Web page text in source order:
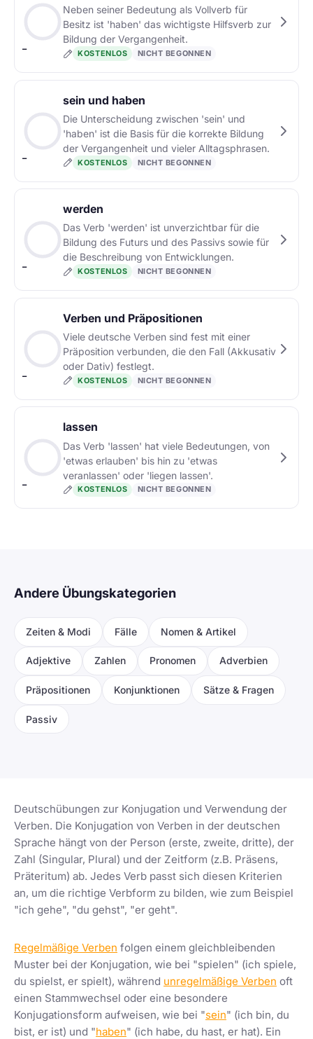
Neben seiner Bedeutung als Vollverb für
Besitz ist 'haben' das wichtigste Hilfsverb zur
Bildung der Vergangenheit.
KOSTENLOS NICHT BEGONNEN
–
sein und haben
Die Unterscheidung zwischen 'sein' und
'haben' ist die Basis für die korrekte Bildung
der Vergangenheit und vieler Alltagsphrasen.
KOSTENLOS NICHT BEGONNEN
–
werden
Das Verb 'werden' ist unverzichtbar für die
Bildung des Futurs und des Passivs sowie für
die Beschreibung von Entwicklungen.
KOSTENLOS NICHT BEGONNEN
–
Verben und Präpositionen
Viele deutsche Verben sind fest mit einer
Präposition verbunden, die den Fall (Akkusativ
oder Dativ) festlegt.
KOSTENLOS NICHT BEGONNEN
–
lassen
Das Verb 'lassen' hat viele Bedeutungen, von
'etwas erlauben' bis hin zu 'etwas
veranlassen' oder 'liegen lassen'.
KOSTENLOS NICHT BEGONNEN
–
Andere Übungskategorien
Zeiten & Modi Fälle Nomen & Artikel
Adjektive Zahlen Pronomen Adverbien
Präpositionen Konjunktionen Sätze & Fragen
Passiv
Deutschübungen zur Konjugation und Verwendung der
Verben. Die Konjugation von Verben in der deutschen
Sprache hängt von der Person (erste, zweite, dritte), der
Zahl (Singular, Plural) und der Zeitform (z.B. Präsens,
Präteritum) ab. Jedes Verb passt sich diesen Kriterien
an, um die richtige Verbform zu bilden, wie zum Beispiel
"ich gehe", "du gehst", "er geht".
Regelmäßige Verben folgen einem gleichbleibenden
Muster bei der Konjugation, wie bei "spielen" (ich spiele,
du spielst, er spielt), während unregelmäßige Verben oft
einen Stammwechsel oder eine besondere
Konjugationsform aufweisen, wie bei "sein" (ich bin, du
bist, er ist) und "haben" (ich habe, du hast, er hat). Ein